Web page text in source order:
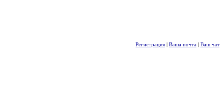
Регистрация | Ваша почта | Ваш чат